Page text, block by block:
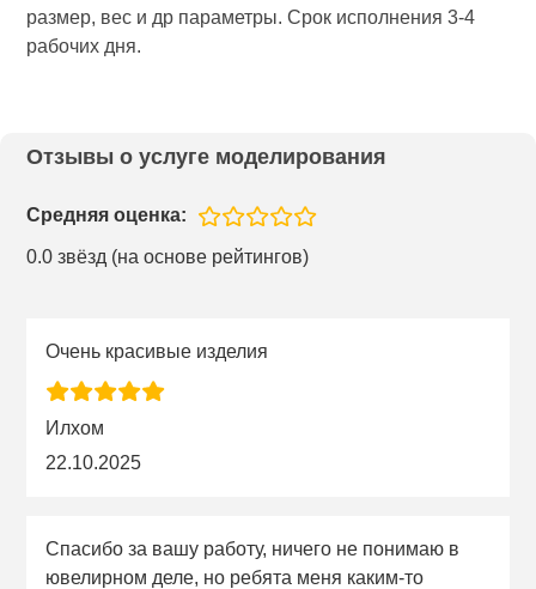
размер, вес и др параметры. Срок исполнения 3-4
рабочих дня.
Отзывы о услуге моделирования
Средняя оценка:
0.0 звёзд (на основе рейтингов)
Очень красивые изделия
Илхом
22.10.2025
Спасибо за вашу работу, ничего не понимаю в
ювелирном деле, но ребята меня каким-то